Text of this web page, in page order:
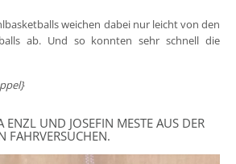
weichen dabei nur leicht von den
ab. Und so konnten sehr schnell die
ENZL UND JOSEFIN MESTE AUS DER
FAHRVERSUCHEN.